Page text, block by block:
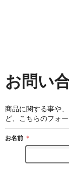
お問い
商品に関する事や
ど、こちらのフォ
お名前 ＊